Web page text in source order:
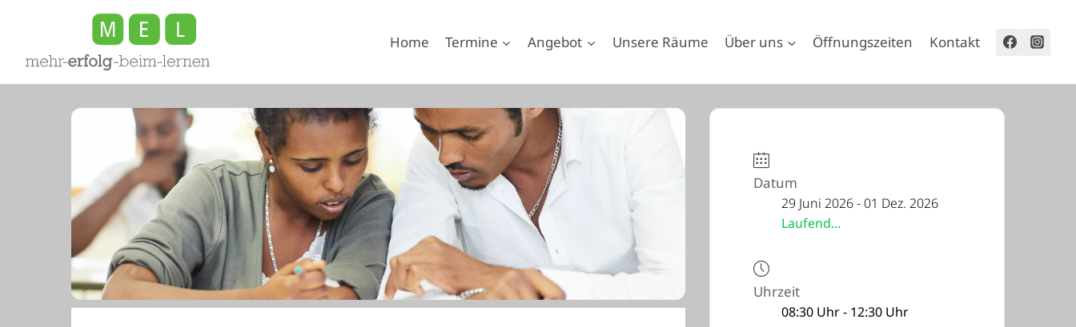
springen
Home Termine Angebot Unsere Räume Über uns Öffnungszeiten Kontakt
Datum
29 Juni 2026- 01 Dez. 2026
Laufend...
Uhrzeit
08:30 Uhr - 12:30 Uhr